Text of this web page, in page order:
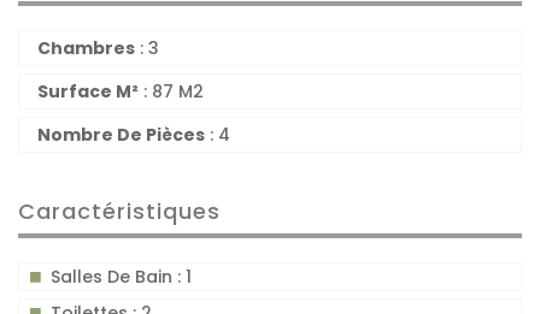
Chambres : 3
Surface M² : 87 M2
Nombre De Pièces : 4
Caractéristiques
Salles De Bain : 1